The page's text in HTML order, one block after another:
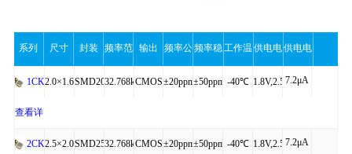
系列 尺寸 封装 频率范
围
输出 频率公
差
频率稳
定性
工作温
度
供电电
压
供电电
流（最
操作
1CKL2.0×1.6×0.75SMD2016-32.768kHzCMOS±20ppm±50ppm -40℃
+85℃
1.8V,2.5V,3.3V
7.2μA
查看详
细
2CKL2.5×2.0×0.81SMD2520-32.768kHzCMOS±20ppm±50ppm -40℃ 1.8V,2.5V,3.3V
7.2μA